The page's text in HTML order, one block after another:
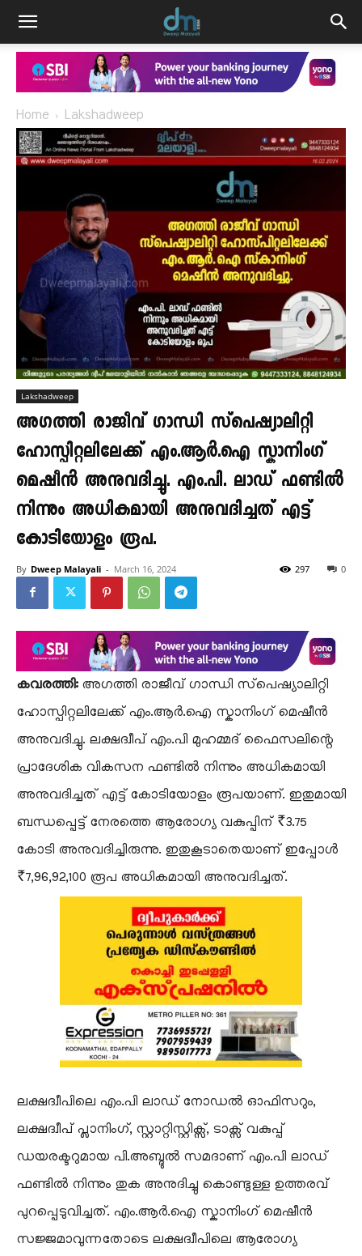
Home Lakshadweep
Lakshadweep
അഗത്തി രാജീവ് ഗാന്ധി സ്‌പെഷ്യാലിറ്റി
ഹോസ്പിറ്റലിലേക്ക് എം.ആർ.ഐ സ്കാനിംഗ്
മെഷീൻ അനുവദിച്ചു. എം.പി. ലാഡ് ഫണ്ടിൽ
നിന്നും അധികമായി അനുവദിച്ചത് എട്ട്
കോടിയോളം രൂപ.
By Dweep Malayali - March 16, 2024 0
297
കവരത്തി:അഗത്തി രാജീവ് ഗാന്ധി സ്‌പെഷ്യാലിറ്റി
ഹോസ്പിറ്റലിലേക്ക് എം.ആർ.ഐ സ്കാനിംഗ് മെഷീൻ
അനുവദിച്ചു. ലക്ഷദ്വീപ് എം.പി മുഹമ്മദ് ഫൈസലിന്റെ
പ്രാദേശിക വികസന ഫണ്ടിൽ നിന്നും അധികമായി
അനുവദിച്ചത് എട്ട് കോടിയോളം രൂപയാണ്. ഇതുമായി
ബന്ധപ്പെട്ട് നേരത്തെ ആരോഗ്യ വകുപ്പിന് ₹3.75
കോടി അനുവദിച്ചിരുന്നു. ഇതുകൂടാതെയാണ് ഇപ്പോൾ
₹7,96,92,100 രൂപ അധികമായി അനുവദിച്ചത്.
ലക്ഷദ്വീപിലെ എം.പി ലാഡ് നോഡൽ ഓഫിസറും,
ലക്ഷദ്വീപ് പ്ലാനിംഗ്, സ്റ്റാറ്റിസ്റ്റിക്സ്, ടാക്സ് വകുപ്പ്
ഡയരക്ടറുമായ പി.അബ്ദുൽ സമദാണ് എം.പി ലാഡ്
ഫണ്ടിൽ നിന്നും തുക അനുദിച്ചു കൊണ്ടുള്ള ഉത്തരവ്
പുറപ്പെടുവിച്ചത്. എം.ആർ.ഐ സ്കാനിംഗ് മെഷീൻ
സജ്ജമാവുന്നതോടെ ലക്ഷദ്വീപിലെ ആരോഗ്യ